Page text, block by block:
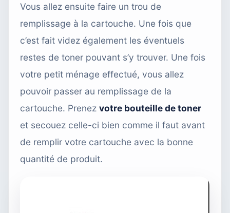
Vous allez ensuite faire un trou de
remplissage à la cartouche. Une fois que
c’est fait videz également les éventuels
restes de toner pouvant s’y trouver. Une fois
votre petit ménage effectué, vous allez
pouvoir passer au remplissage de la
cartouche. Prenez votre bouteille de toner
et secouez celle-ci bien comme il faut avant
de remplir votre cartouche avec la bonne
quantité de produit.